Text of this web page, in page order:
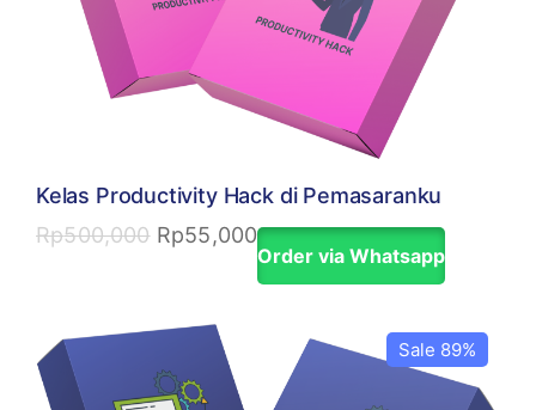
Kelas Productivity Hack di Pemasaranku
Rp500,000 Rp55,000
Order via Whatsapp
Sale 89%